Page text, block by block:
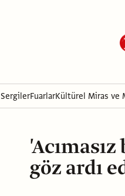
SergilerFuarlarKültürel Miras ve
göz ardı